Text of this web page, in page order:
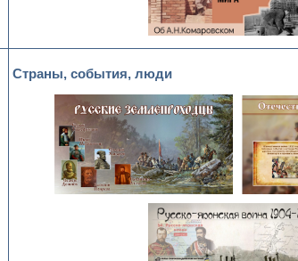
Страны, события, люди